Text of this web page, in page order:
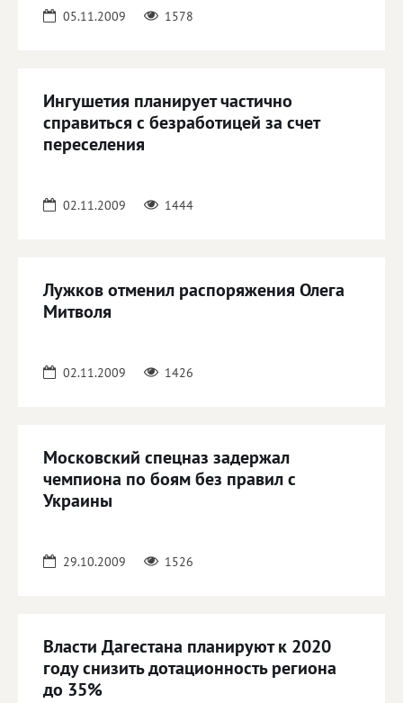
05.11.2009 1578
Ингушетия планирует частично
справиться с безработицей за счет
переселения
02.11.2009 1444
Лужков отменил распоряжения Олега
Митволя
02.11.2009 1426
Московский спецназ задержал
чемпиона по боям без правил с
Украины
29.10.2009 1526
Власти Дагестана планируют к 2020
году снизить дотационность региона
до 35%